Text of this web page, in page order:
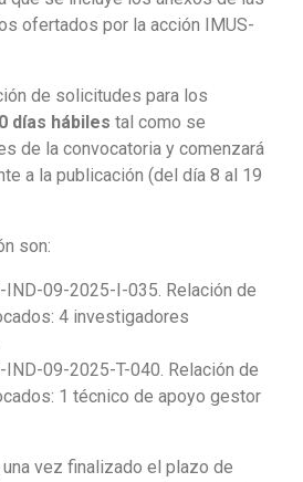
ofertados por la acción IMUS-
de solicitudes para los
días hábiles tal como se
de la convocatoria y comenzará
a la publicación (del día 8 al 19
son:
IND-09-2025-I-035. Relación de
4 investigadores
IND-09-2025-T-040. Relación de
1 técnico de apoyo gestor
vez finalizado el plazo de